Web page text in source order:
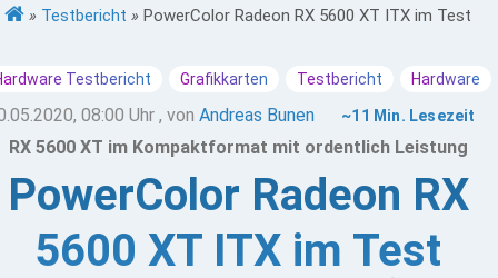
» Testbericht » PowerColor Radeon RX 5600 XT ITX im Test
Testbericht Grafikkarten Testbericht Hardware
08:00 Uhr , vonAndreas Bunen ~11 Min. Lesezeit
RX 5600 XT im Kompaktformat mit ordentlich Leistung
PowerColor Radeon RX
5600 XT ITX im Test